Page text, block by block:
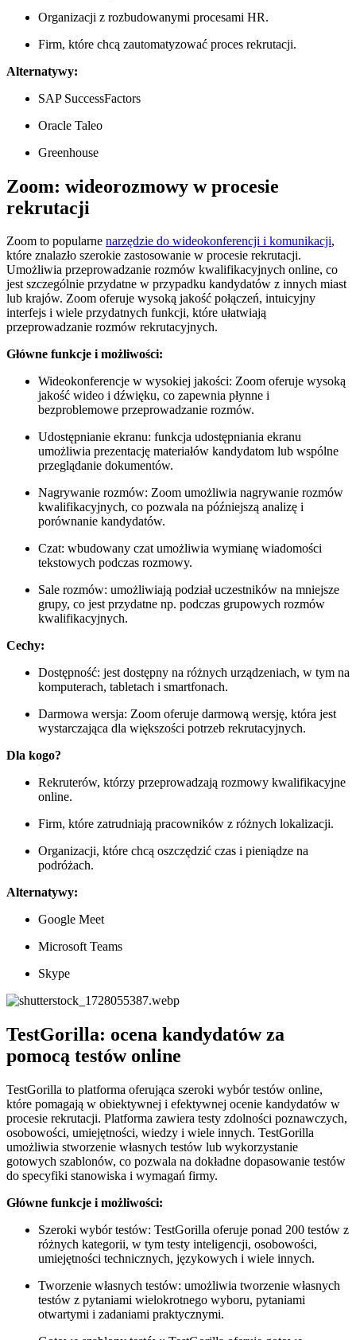
Organizacji z rozbudowanymi procesami HR.
Firm, które chcą zautomatyzować proces rekrutacji.
Alternatywy:
SAP SuccessFactors
Oracle Taleo
Greenhouse
Zoom: wideorozmowy w procesie
rekrutacji
Zoom to popularne narzędzie do wideokonferencji i komunikacji,
które znalazło szerokie zastosowanie w procesie rekrutacji.
Umożliwia przeprowadzanie rozmów kwalifikacyjnych online, co
jest szczególnie przydatne w przypadku kandydatów z innych miast
lub krajów. Zoom oferuje wysoką jakość połączeń, intuicyjny
interfejs i wiele przydatnych funkcji, które ułatwiają
przeprowadzanie rozmów rekrutacyjnych.
Główne funkcje i możliwości:
Wideokonferencje w wysokiej jakości: Zoom oferuje wysoką
jakość wideo i dźwięku, co zapewnia płynne i
bezproblemowe przeprowadzanie rozmów.
Udostępnianie ekranu: funkcja udostępniania ekranu
umożliwia prezentację materiałów kandydatom lub wspólne
przeglądanie dokumentów.
Nagrywanie rozmów: Zoom umożliwia nagrywanie rozmów
kwalifikacyjnych, co pozwala na późniejszą analizę i
porównanie kandydatów.
Czat: wbudowany czat umożliwia wymianę wiadomości
tekstowych podczas rozmowy.
Sale rozmów: umożliwiają podział uczestników na mniejsze
grupy, co jest przydatne np. podczas grupowych rozmów
kwalifikacyjnych.
Cechy:
Dostępność: jest dostępny na różnych urządzeniach, w tym na
komputerach, tabletach i smartfonach.
Darmowa wersja: Zoom oferuje darmową wersję, która jest
wystarczająca dla większości potrzeb rekrutacyjnych.
Dla kogo?
Rekruterów, którzy przeprowadzają rozmowy kwalifikacyjne
online.
Firm, które zatrudniają pracowników z różnych lokalizacji.
Organizacji, które chcą oszczędzić czas i pieniądze na
podróżach.
Alternatywy:
Google Meet
Microsoft Teams
Skype
TestGorilla: ocena kandydatów za
pomocą testów online
TestGorilla to platforma oferująca szeroki wybór testów online,
które pomagają w obiektywnej i efektywnej ocenie kandydatów w
procesie rekrutacji. Platforma zawiera testy zdolności poznawczych,
osobowości, umiejętności, wiedzy i wiele innych. TestGorilla
umożliwia stworzenie własnych testów lub wykorzystanie
gotowych szablonów, co pozwala na dokładne dopasowanie testów
do specyfiki stanowiska i wymagań firmy.
Główne funkcje i możliwości:
Szeroki wybór testów: TestGorilla oferuje ponad 200 testów z
różnych kategorii, w tym testy inteligencji, osobowości,
umiejętności technicznych, językowych i wiele innych.
Tworzenie własnych testów: umożliwia tworzenie własnych
testów z pytaniami wielokrotnego wyboru, pytaniami
otwartymi i zadaniami praktycznymi.